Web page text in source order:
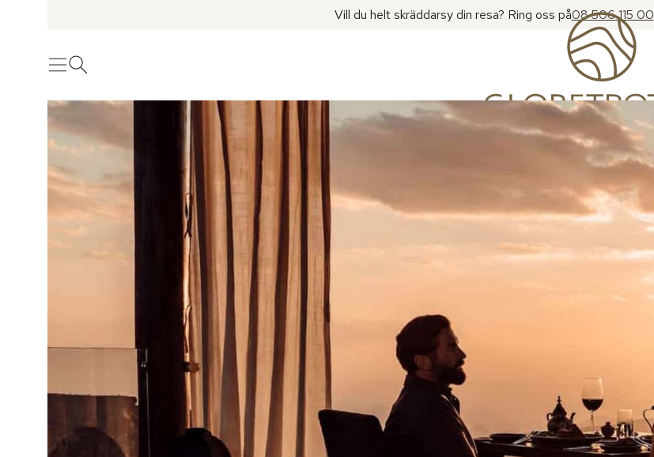
Vill du helt skräddarsy din resa? Ring oss på08 506 115 00
MenyÖppna sök